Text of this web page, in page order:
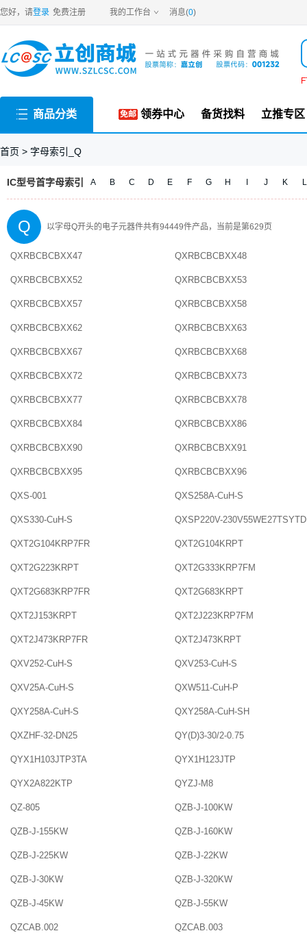
字母Q 开头的电子元器件
您好，请登录 免费注册 我的工作台 消息(0)
商品分类 领券中心 备货找料 立推专区
首页 > 字母索引_Q
IC型号首字母索引 A B C D E F G H J K L
Q 以字母Q开头的电子元器件共有94449件产品，当前是第629 页
QXRBCBCBXX47 QXRBCBCBXX48
QXRBCBCBXX52 QXRBCBCBXX53
QXRBCBCBXX57 QXRBCBCBXX58
QXRBCBCBXX62 QXRBCBCBXX63
QXRBCBCBXX67 QXRBCBCBXX68
QXRBCBCBXX72 QXRBCBCBXX73
QXRBCBCBXX77 QXRBCBCBXX78
QXRBCBCBXX84 QXRBCBCBXX86
QXRBCBCBXX90 QXRBCBCBXX91
QXRBCBCBXX95 QXRBCBCBXX96
QXS-001 QXS258A-CuH-S
QXS330-CuH-S QXSP220V-230V55WE27TSYTD
QXT2G104KRP7FR QXT2G104KRPT
QXT2G223KRPT QXT2G333KRP7FM
QXT2G683KRP7FR QXT2G683KRPT
QXT2J153KRPT QXT2J223KRP7FM
QXT2J473KRP7FR QXT2J473KRPT
QXV252-CuH-S QXV253-CuH-S
QXV25A-CuH-S QXW511-CuH-P
QXY258A-CuH-S QXY258A-CuH-SH
QXZHF-32-DN25 QY(D)3-30/2-0.75
QYX1H103JTP3TA QYX1H123JTP
QYX2A822KTP QYZJ-M8
QZ-805 QZB-J-100KW
QZB-J-155KW QZB-J-160KW
QZB-J-225KW QZB-J-22KW
QZB-J-30KW QZB-J-320KW
QZB-J-45KW QZB-J-55KW
QZCAB.002 QZCAB.003